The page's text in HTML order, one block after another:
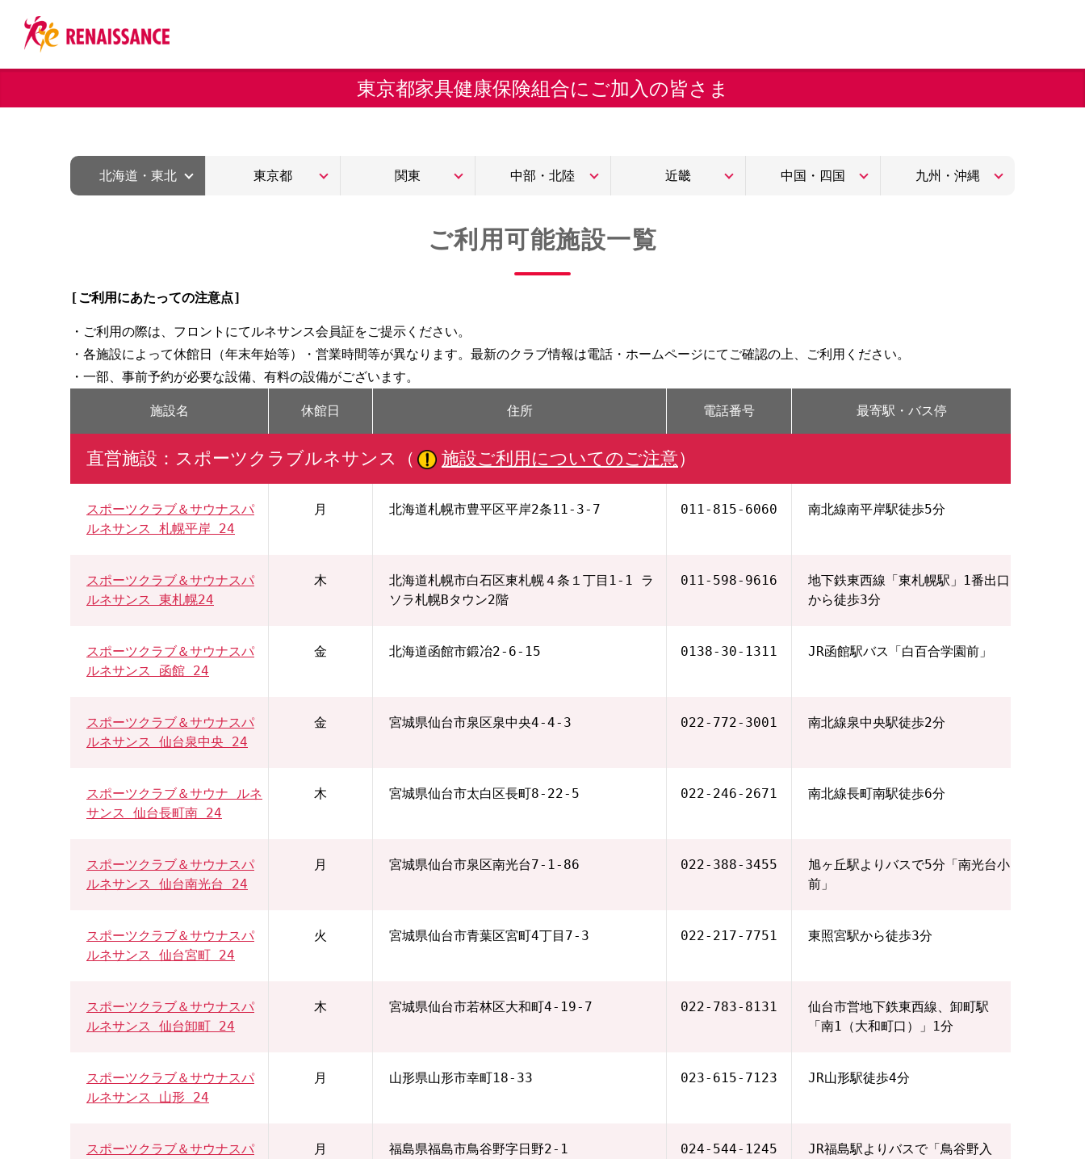
東京都家具健康保険組合にご加入の皆さま
北海道・東北 東京都 関東 中部・北陸 近畿 中国・四国 九州・沖縄
ご利用可能施設一覧
[ご利用にあたっての注意点]
・ご利用の際は、フロントにてルネサンス会員証をご提示ください。
・各施設によって休館日（年末年始等）・営業時間等が異なります。最新のクラブ情報は電話・ホームページにてご確認の上、ご利用ください。
・一部、事前予約が必要な設備、有料の設備がございます。
施設名 休館日 住所 電話番号 最寄駅・バス停
直営施設：スポーツクラブルネサンス（ 施設ご利用についてのご注意）
スポーツクラブ＆サウナスパ
ルネサンス 札幌平岸 24
月 北海道札幌市豊平区平岸2条11-3-7 011-815-6060 南北線南平岸駅徒歩5分
スポーツクラブ＆サウナスパ
ルネサンス 東札幌24
木
北海道札幌市白石区東札幌４条１丁目1‐1 ラ
ソラ札幌Bタウン2階
011-598-9616
地下鉄東西線「東札幌駅」1番出口
から徒歩3分
スポーツクラブ＆サウナスパ
ルネサンス 函館 24
金 北海道函館市鍛冶2-6-15 0138-30-1311 JR函館駅バス「白百合学園前」
スポーツクラブ＆サウナスパ
ルネサンス 仙台泉中央 24
金 宮城県仙台市泉区泉中央4-4-3 022-772-3001 南北線泉中央駅徒歩2分
スポーツクラブ＆サウナ ルネ
サンス 仙台長町南 24
木 宮城県仙台市太白区長町8-22-5 022-246-2671 南北線長町南駅徒歩6分
スポーツクラブ＆サウナスパ
ルネサンス 仙台南光台 24
月 宮城県仙台市泉区南光台7-1-86 022-388-3455
旭ヶ丘駅よりバスで5分「南光台小
前」
スポーツクラブ＆サウナスパ
ルネサンス 仙台宮町 24
火 宮城県仙台市青葉区宮町4丁目7-3 022-217-7751 東照宮駅から徒歩3分
スポーツクラブ＆サウナスパ
ルネサンス 仙台卸町 24
木 宮城県仙台市若林区大和町4-19-7 022-783-8131
仙台市営地下鉄東西線、卸町駅
「南1（大和町口）」1分
スポーツクラブ＆サウナスパ
ルネサンス 山形 24
月 山形県山形市幸町18-33 023-615-7123 JR山形駅徒歩4分
スポーツクラブ＆サウナスパ
月 福島県福島市鳥谷野字日野2-1 024-544-1245
JR福島駅よりバスで「鳥谷野入